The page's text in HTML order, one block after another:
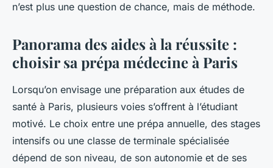
n’est plus une question de chance, mais de méthode.
Panorama des aides à la réussite :
choisir sa prépa médecine à Paris
Lorsqu’on envisage une préparation aux études de
santé à Paris, plusieurs voies s’offrent à l’étudiant
motivé. Le choix entre une prépa annuelle, des stages
intensifs ou une classe de terminale spécialisée
dépend de son niveau, de son autonomie et de ses